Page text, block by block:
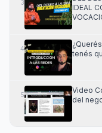
3
IDEAL
4
tenés
5
Video
del